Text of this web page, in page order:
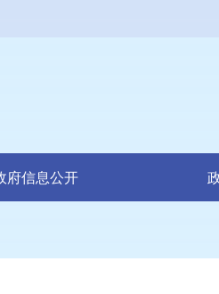
府信息公开